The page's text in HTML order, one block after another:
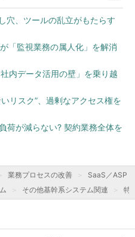
穴、ツールの乱立がもたらす
「監視業務の属人化」を解消
内データ活用の壁」を乗り越
リスク”、過剰なアクセス権を
荷が減らない? 契約業務全体を
業務プロセスの改善
SaaS／ASP
その他基幹系システム関連 特